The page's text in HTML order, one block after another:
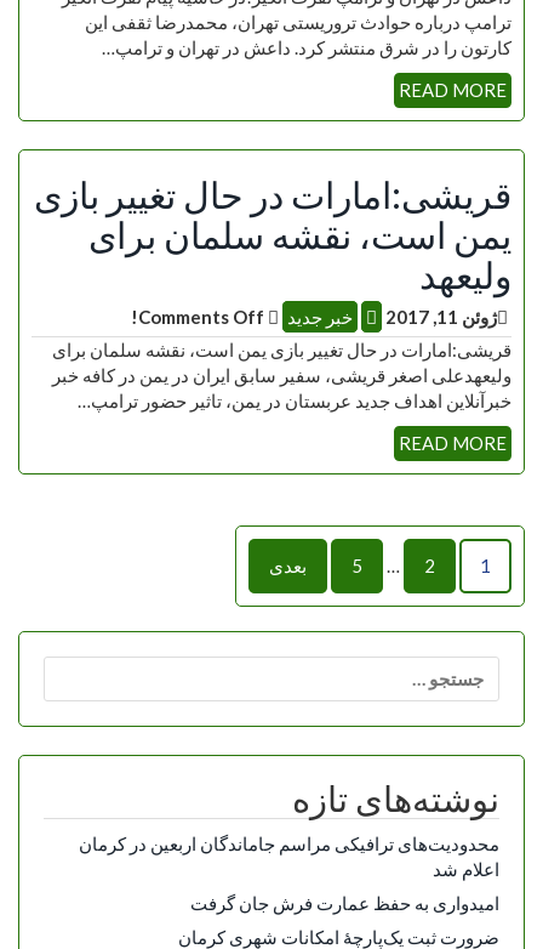
ترامپ درباره حوادث تروریستی تهران، محمدرضا ثقفی این
کارتون را در شرق منتشر کرد. داعش در تهران و ترامپ…
READ MORE
قریشی:امارات در حال تغییر بازی
یمن است، نقشه سلمان برای
ولیعهد
ژوئن 11, 2017 خبر جدید
قریشی:امارات در حال تغییر بازی یمن است، نقشه سلمان برای
ولیعهدعلی اصغر قریشی، سفیر سابق ایران در یمن در کافه خبر
خبرآنلاین اهداف جدید عربستان در یمن، تاثیر حضور ترامپ…
READ MORE
راهبری
نوشته‌ها
1
2
…
5 بعدی
برای:
نوشته‌های تازه
محدودیت‌های ترافیکی مراسم جاماندگان اربعین در کرمان
اعلام شد
امیدواری به حفظ عمارت فرش جان گرفت
ضرورت ثبت یک‌پارچۀ امکانات شهری کرمان